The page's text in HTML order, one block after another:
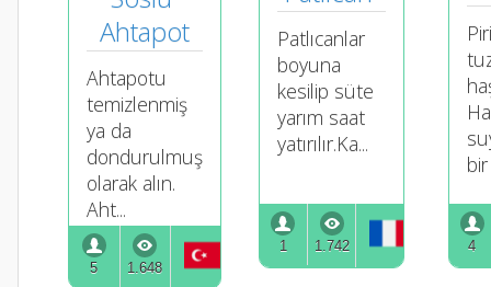
Ahtapot
Ahtapotu
temizlenmiş
ya da
dondurulmuş
olarak alın.
Aht...
5 1.648
Patlıcanlar
boyuna
kesilip süte
yarım saat
yatırılır.Ka...
1 1.742 4